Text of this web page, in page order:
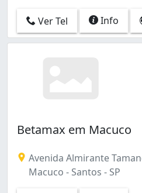
Ver Tel Info
Betamax em Macuco
Avenida Almirante
Macuco - Santos - SP